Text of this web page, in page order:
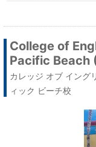
College of
Pacific Beach
カレッジ オブ イング
ィック ビーチ校